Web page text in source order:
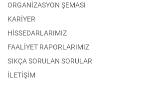
ORGANİZASYON ŞEMASI
KARİYER
HİSSEDARLARIMIZ
FAALİYET RAPORLARIMIZ
SIKÇA SORULAN SORULAR
İLETİŞİM